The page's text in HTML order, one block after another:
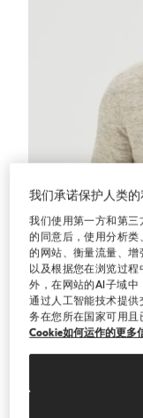
我们承诺保护人类
我们使用第一方和第
的同意后，使用分析
的网站、衡量流量、
以及根据您在浏览过
外，在网站的AI子域中
通过人工智能技术提
务在您所在国家可用且
Cookie如何运作的更多